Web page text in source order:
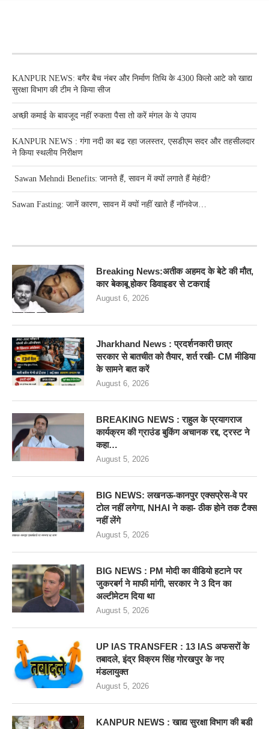
KANPUR NEWS: बगैर बैच नंबर और निर्माण तिथि के 4300 किलो आटे को खाद्य
सुरक्षा विभाग की टीम ने किया सीज
अच्छी कमाई के बावजूद नहीं रुकता पैसा तो करें मंगल के ये उपाय
KANPUR NEWS : गंगा नदी का बढ रहा जलस्तर, एसडीएम सदर और तहसीलदार
ने किया स्थलीय निरीक्षण
Sawan Mehndi Benefits: जानते हैं, सावन में क्यों लगाते हैं मेहंदी?
Sawan Fasting: जानें कारण, सावन में क्यों नहीं खाते हैं नॉनवेज…
Breaking News:अतीक अहमद के बेटे की मौत,
कार बेकाबू होकर डिवाइडर से टकराई
August 6, 2026
Jharkhand News : प्रदर्शनकारी छात्र
सरकार से बातचीत को तैयार, शर्त रखी- CM मीडिया
के सामने बात करें
August 6, 2026
BREAKING NEWS : राहुल के प्रयागराज
कार्यक्रम की ग्राउंड बुकिंग अचानक रद्द, ट्रस्ट ने
कहा…
August 5, 2026
BIG NEWS: लखनऊ-कानपुर एक्सप्रेस-वे पर
टोल नहीं लगेगा, NHAI ने कहा- ठीक होने तक टैक्स
नहीं लेंगे
August 5, 2026
BIG NEWS : PM मोदी का वीडियो हटाने पर
जुकरबर्ग ने माफी मांगी, सरकार ने 3 दिन का
अल्टीमेटम दिया था
August 5, 2026
UP IAS TRANSFER : 13 IAS अफसरों के
तबादले, इंद्र विक्रम सिंह गोरखपुर के नए
मंडलायुक्त
August 5, 2026
KANPUR NEWS : खाद्य सुरक्षा विभाग की बडी